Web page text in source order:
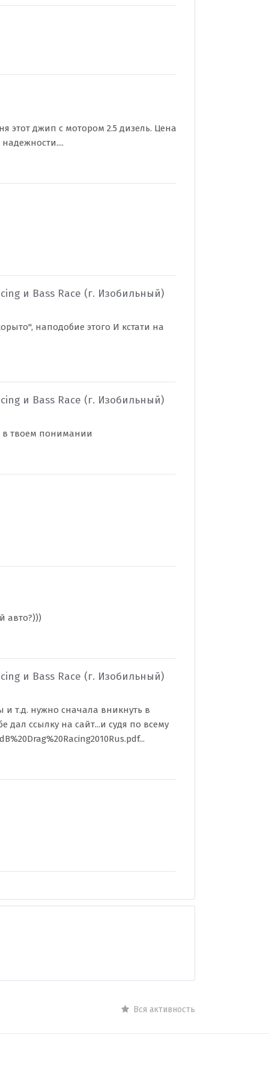
этот джип с мотором 2.5 дизель. Цена
и Bass Race (г. Изобильный)
наподобие этого И кстати на
и Bass Race (г. Изобильный)
в твоем понимании
авто?)))
и Bass Race (г. Изобильный)
т.д. нужно сначала вникнуть в
дал ссылку на сайт...и судя по всему
Вся активность